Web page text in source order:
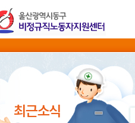
최근소식